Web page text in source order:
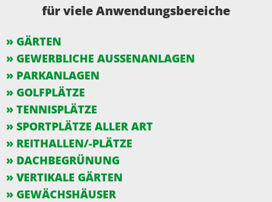
für viele Anwendungsbereiche
» GÄRTEN
» GEWERBLICHE AUSSENANLAGEN
» PARKANLAGEN
» GOLFPLÄTZE
» TENNISPLÄTZE
» SPORTPLÄTZE ALLER ART
» REITHALLEN/-PLÄTZE
» DACHBEGRÜNUNG
» VERTIKALE GÄRTEN
» GEWÄCHSHÄUSER